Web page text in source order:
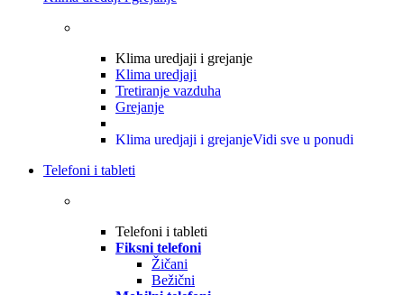
Klima uredjaji i grejanje
Klima uredjaji
Tretiranje vazduha
Grejanje
Klima uredjaji i grejanjeVidi sve u ponudi
Telefoni i tableti
Telefoni i tableti
Fiksni telefoni
Žičani
Bežični